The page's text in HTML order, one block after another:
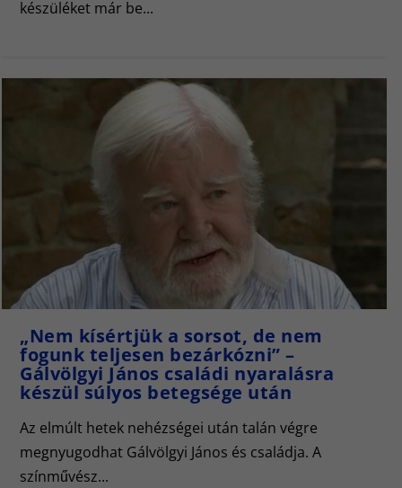
készüléket már be...
„Nem kísértjük a sorsot, de nem
fogunk teljesen bezárkózni” –
Gálvölgyi János családi nyaralásra
készül súlyos betegsége után
Az elmúlt hetek nehézségei után talán végre
megnyugodhat Gálvölgyi János és családja. A
színművész...